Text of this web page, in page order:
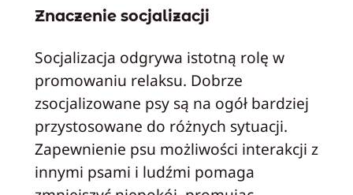
Znaczenie socjalizacji
Socjalizacja odgrywa istotną rolę w
promowaniu relaksu. Dobrze
zsocjalizowane psy są na ogół bardziej
przystosowane do różnych sytuacji.
Zapewnienie psu możliwości interakcji z
innymi psami i ludźmi pomaga